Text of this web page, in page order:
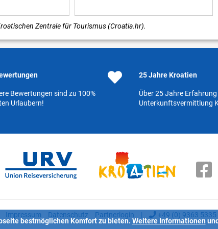
Zentrale für Tourismus (Croatia.hr).
Bewertungen sind zu 100%
Urlaubern!
25 Jahre Kroatien
Über 25 Jahre
Unterkunftsvermittlung
Impressum Datenschutz Partnerlogin | +49 (0) 9363 5335
bestmöglichen Komfort zu bieten. Weitere Informationen